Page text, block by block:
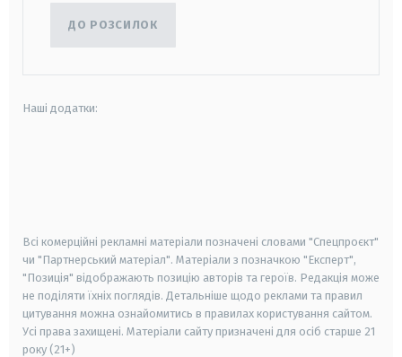
ДО РОЗСИЛОК
Наші додатки:
Всі комерційні рекламні матеріали позначені словами "Спецпроєкт"
чи "Партнерський матеріал". Матеріали з позначкою "Експерт",
"Позиція" відображають позицію авторів та героїв. Редакція може
не поділяти їхніх поглядів. Детальніше щодо реклами та правил
цитування можна ознайомитись в правилах користування сайтом.
Усі права захищені. Матеріали сайту призначені для осіб старше 21
року (21+)